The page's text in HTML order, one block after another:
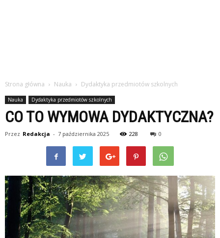
Strona główna Nauka Dydaktyka przedmiotów szkolnych
Nauka Dydaktyka przedmiotów szkolnych
CO TO WYMOWA DYDAKTYCZNA?
Przez Redakcja - 7 października 2025 228 0